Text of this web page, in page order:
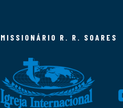
MISSIONÁRIO R. R. SOARES